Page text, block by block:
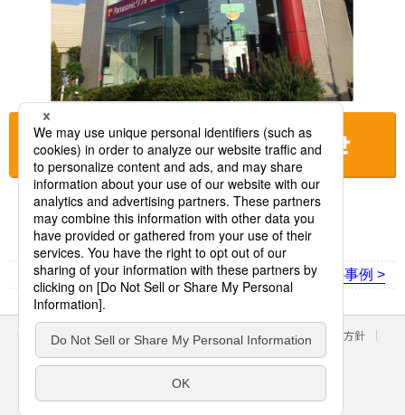
お店に電話をする
< 前の事例 次の事例 >
サイトのご利用にあたって クッキーポリシー
個人情報保護方針
パナソニック ホールディングス
Area/Country
パナソニック株式会社